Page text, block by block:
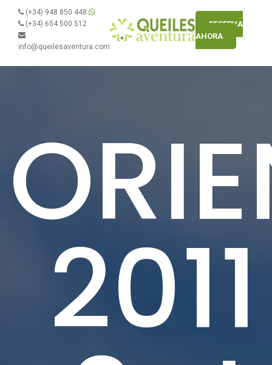
(+34) 948 850 448
(+34) 654 500 512
info@queilesaventura.com
RESERVA
AHORA